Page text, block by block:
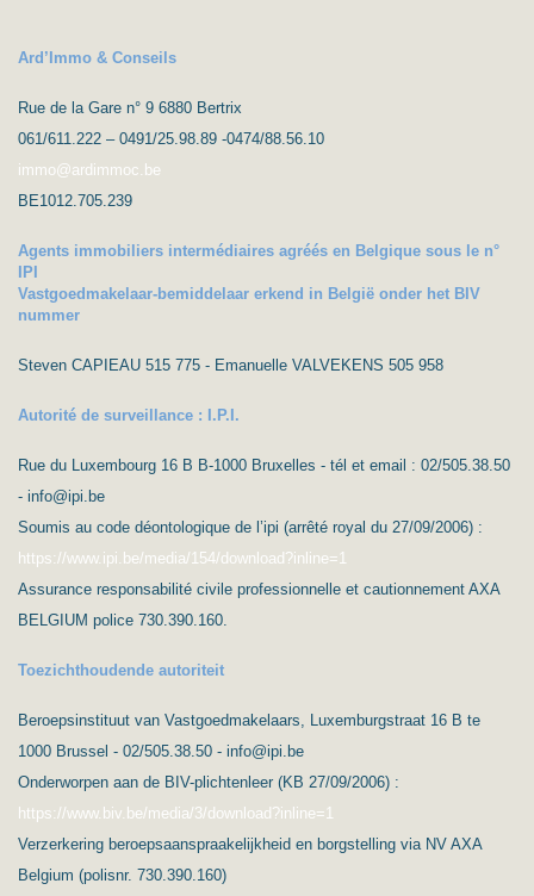
Ard’Immo & Conseils
Rue de la Gare n° 9 6880 Bertrix
061/611.222 – 0491/25.98.89 -0474/88.56.10
immo@ardimmoc.be
BE1012.705.239
Agents immobiliers intermédiaires agréés en Belgique sous le n°
IPI
Vastgoedmakelaar-bemiddelaar erkend in België onder het BIV
nummer
Steven CAPIEAU 515 775 - Emanuelle VALVEKENS 505 958
Autorité de surveillance : I.P.I.
Rue du Luxembourg 16 B B-1000 Bruxelles - tél et email : 02/505.38.50
- info@ipi.be
Soumis au code déontologique de l’ipi (arrêté royal du 27/09/2006) :
https://www.ipi.be/media/154/download?inline=1
Assurance responsabilité civile professionnelle et cautionnement AXA
BELGIUM police 730.390.160.
Toezichthoudende autoriteit
Beroepsinstituut van Vastgoedmakelaars, Luxemburgstraat 16 B te
1000 Brussel - 02/505.38.50 - info@ipi.be
Onderworpen aan de BIV-plichtenleer (KB 27/09/2006) :
https://www.biv.be/media/3/download?inline=1
Verzerkering beroepsaanspraakelijkheid en borgstelling via NV AXA
Belgium (polisnr. 730.390.160)